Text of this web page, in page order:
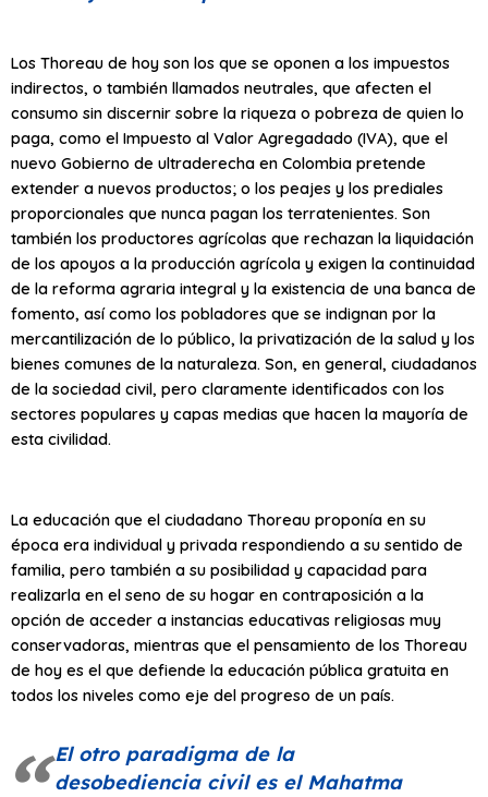
Los Thoreau de hoy son los que se oponen a los impuestos
indirectos, o también llamados neutrales, que afecten el
consumo sin discernir sobre la riqueza o pobreza de quien lo
paga, como el Impuesto al Valor Agregadado (IVA), que el
nuevo Gobierno de ultraderecha en Colombia pretende
extender a nuevos productos; o los peajes y los prediales
proporcionales que nunca pagan los terratenientes. Son
también los productores agrícolas que rechazan la liquidación
de los apoyos a la producción agrícola y exigen la continuidad
de la reforma agraria integral y la existencia de una banca de
fomento, así como los pobladores que se indignan por la
mercantilización de lo público, la privatización de la salud y los
bienes comunes de la naturaleza. Son, en general, ciudadanos
de la sociedad civil, pero claramente identificados con los
sectores populares y capas medias que hacen la mayoría de
esta civilidad.
La educación que el ciudadano Thoreau proponía en su
época era individual y privada respondiendo a su sentido de
familia, pero también a su posibilidad y capacidad para
realizarla en el seno de su hogar en contraposición a la
opción de acceder a instancias educativas religiosas muy
conservadoras, mientras que el pensamiento de los Thoreau
de hoy es el que defiende la educación pública gratuita en
todos los niveles como eje del progreso de un país.
El otro paradigma de la
desobediencia civil es el Mahatma